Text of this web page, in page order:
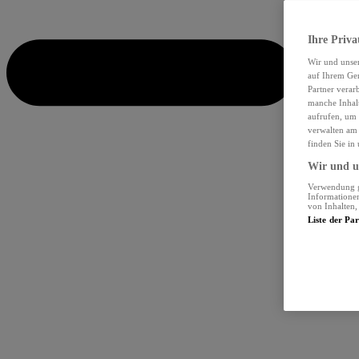
Ihre
Wir und
auf Ihrem
Partner
manche
aufrufen, um
verwalten
finden Sie in
Wir und
Verwendung
von Inhalten,
Liste der